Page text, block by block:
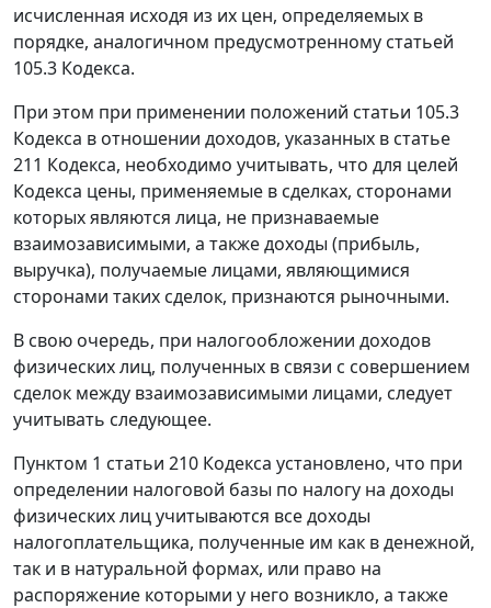
исчисленная исходя из их цен, определяемых в
порядке, аналогичном предусмотренному статьей
105.3 Кодекса.
При этом при применении положений статьи 105.3
Кодекса в отношении доходов, указанных в статье
211 Кодекса, необходимо учитывать, что для целей
Кодекса цены, применяемые в сделках, сторонами
которых являются лица, не признаваемые
взаимозависимыми, а также доходы (прибыль,
выручка), получаемые лицами, являющимися
сторонами таких сделок, признаются рыночными.
В свою очередь, при налогообложении доходов
физических лиц, полученных в связи с совершением
сделок между взаимозависимыми лицами, следует
учитывать следующее.
Пунктом 1 статьи 210 Кодекса установлено, что при
определении налоговой базы по налогу на доходы
физических лиц учитываются все доходы
налогоплательщика, полученные им как в денежной,
так и в натуральной формах, или право на
распоряжение которыми у него возникло, а также